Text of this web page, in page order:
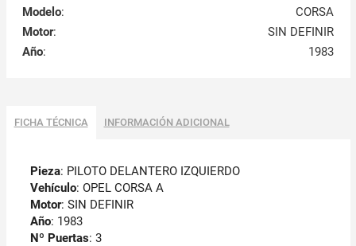
Modelo:
CORSA
Motor:
SIN DEFINIR
Año: 1983
FICHA TÉCNICA INFORMACIÓN ADICIONAL
Pieza: PILOTO DELANTERO IZQUIERDO
Vehículo: OPEL CORSA A
Motor: SIN DEFINIR
Año: 1983
Nº Puertas: 3